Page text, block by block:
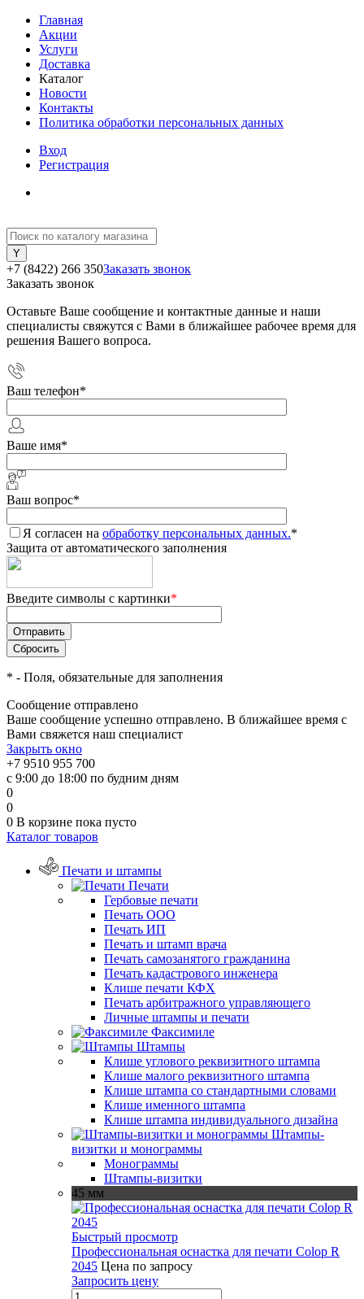
Главная
Акции
Услуги
Доставка
Каталог
Новости
Контакты
Политика обработки персональных данных
Вход
Регистрация
+7 (8422) 266 350Заказать звонок
Заказать звонок
Оставьте Ваше сообщение и контактные данные и наши
специалисты свяжутся с Вами в ближайшее рабочее время для
решения Вашего вопроса.
Ваш телефон*
Ваше имя*
Ваш вопрос*
Я согласен на обработку персональных данных.*
Защита от автоматического заполнения
Введите символы с картинки*
* - Поля, обязательные для заполнения
Сообщение отправлено
Ваше сообщение успешно отправлено. В ближайшее время с
Вами свяжется наш специалист
Закрыть окно
+7 9510 955 700
с 9:00 до 18:00 по будним дням
0
0
0 В корзине пока пусто
Каталог товаров
Печати и штампы
Печати
Гербовые печати
Печать ООО
Печать ИП
Печать и штамп врача
Печать самозанятого гражданина
Печать кадастрового инженера
Клише печати КФХ
Печать арбитражного управляющего
Личные штампы и печати
Факсимиле
Штампы
Клише углового реквизитного штампа
Клише малого реквизитного штампа
Клише штампа со стандартными словами
Клише именного штампа
Клише штампа индивидуального дизайна
Штампы-
визитки и монограммы
Монограммы
Штампы-визитки
45 мм
Быстрый просмотр
Профессиональная оснастка для печати Colop R
2045 Цена по запросу
Запросить цену